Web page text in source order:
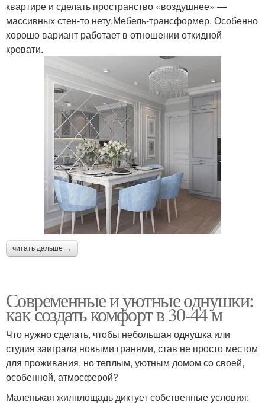
квартире и сделать пространство «воздушнее» —
массивных стен-то нету.Мебель-трансформер. Особенно
хорошо вариант работает в отношении откидной
кровати.
читать дальше →
Современные и уютные однушки:
как создать комфорт в 30-44 м
Что нужно сделать, чтобы небольшая однушка или
студия заиграла новыми гранями, став не просто местом
для проживания, но теплым, уютным домом со своей,
особенной, атмосферой?
Маленькая жилплощадь диктует собственные условия: